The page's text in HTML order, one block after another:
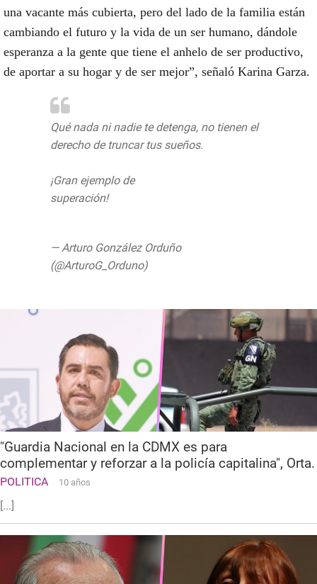
una vacante más cubierta, pero del lado de la familia están
cambiando el futuro y la vida de un ser humano, dándole
esperanza a la gente que tiene el anhelo de ser productivo,
de aportar a su hogar y de ser mejor”, señaló Karina Garza.
Qué nada ni nadie te detenga, no tienen el
derecho de truncar tus sueños.
¡Gran ejemplo de
superación!@Radio_Formula
— Arturo González Orduño
(@ArturoG_Orduno)
"Guardia Nacional en la CDMX es para
complementar y reforzar a la policía capitalina", Orta.
POLITICA 10 años
[...]